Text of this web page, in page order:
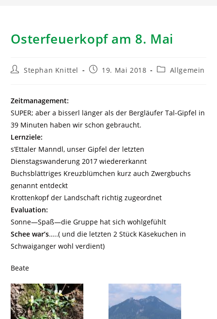
Osterfeuerkopf am 8. Mai
Stephan Knittel 19. Mai 2018 Allgemein
Zeitmanagement:
SUPER; aber a bisserl länger als der Bergläufer Tal-Gipfel in
39 Minuten haben wir schon gebraucht.
Lernziele:
s’Ettaler Manndl, unser Gipfel der letzten
Dienstagswanderung 2017 wiedererkannt
Buchsblättriges Kreuzblümchen kurz auch Zwergbuchs
genannt entdeckt
Krottenkopf der Landschaft richtig zugeordnet
Evaluation:
Sonne—Spaß—die Gruppe hat sich wohlgefühlt
Schee war’s…..( und die letzten 2 Stück Käsekuchen in
Schwaiganger wohl verdient)
Beate